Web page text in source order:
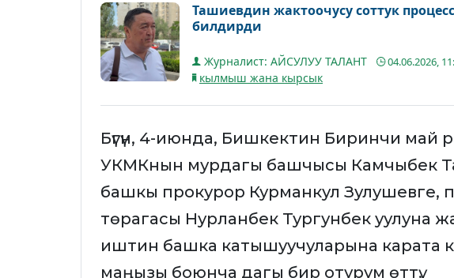
Ташиевдин жактоочусу соттук
билдирди
Журналист: АЙСУЛУУ ТАЛАНТ 04.06.2026,
кылмыш жана кырсык
Бүгүн, 4-июнда, Бишкектин Биринчи май
УКМКнын мурдагы башчысы Камчыбек
башкы прокурор Курманкул Зулушевге,
төрагасы Нурланбек Тургунбек уулуна
иштин башка катышуучуларына карата
маңызы боюнча дагы бир отурум өттү.